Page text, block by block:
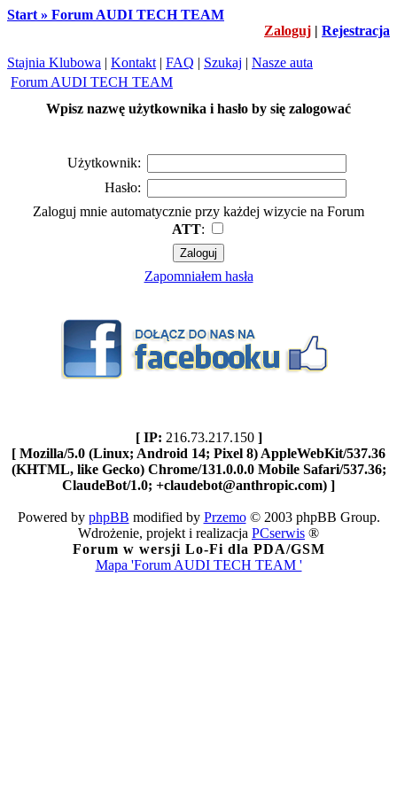
Start » Forum AUDI TECH TEAM
Zaloguj | Rejestracja
Stajnia Klubowa | Kontakt | FAQ | Szukaj | Nasze auta
Forum AUDI TECH TEAM
Wpisz nazwę użytkownika i hasło by się zalogować
Użytkownik:
Hasło:
Zaloguj mnie automatycznie przy każdej wizycie na Forum
ATT:
Zapomniałem hasła
[ IP: 216.73.217.150 ]
[ Mozilla/5.0 (Linux; Android 14; Pixel 8) AppleWebKit/537.36
(KHTML, like Gecko) Chrome/131.0.0.0 Mobile Safari/537.36;
ClaudeBot/1.0; +claudebot@anthropic.com) ]
Powered by phpBB modified by Przemo© 2003 phpBB Group.
Wdrożenie, projekt i realizacja PCserwis ®
Forum w wersji Lo-Fi dla PDA/GSM
Mapa 'Forum AUDI TECH TEAM '